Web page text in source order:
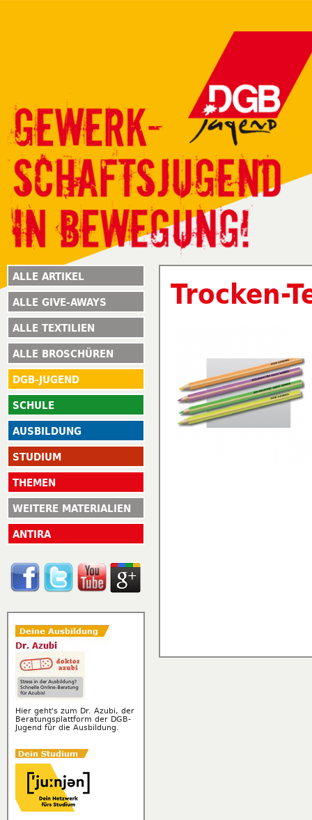
ALLE ARTIKEL
ALLE GIVE-AWAYS
ALLE TEXTILIEN
ALLE BROSCHÜREN
DGB-JUGEND
SCHULE
AUSBILDUNG
STUDIUM
THEMEN
WEITERE MATERIALIEN
ANTIRA
Hier geht's zum Dr. Azubi, der
Beratungsplattform der DGB-
Jugend für die Ausbildung.
Trocken-